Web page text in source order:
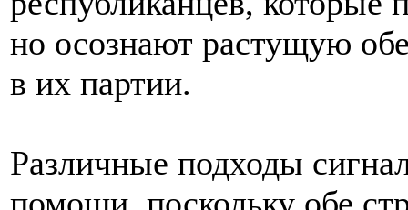
но осознают растущую
в их партии.
Различные подходы